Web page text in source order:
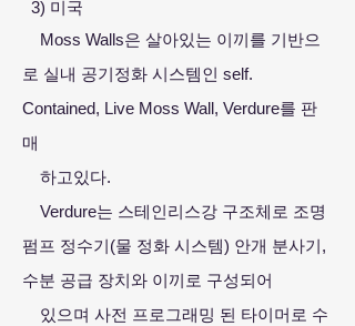
3) 미국
Moss Walls은 살아있는 이끼를 기반으
로 실내 공기정화 시스템인 self.
Contained, Live Moss Wall, Verdure를 판
매
하고있다.
Verdure는 스테인리스강 구조체로 조명
펌프 정수기(물 정화 시스템) 안개 분사기,
수분 공급 장치와 이끼로 구성되어
있 으며 사전 프로그래밍 된 타이머로 수